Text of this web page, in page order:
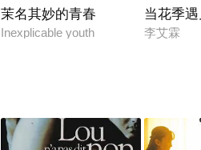
茉名其妙的青春
Inexplicable youth
当花季
李艾霖